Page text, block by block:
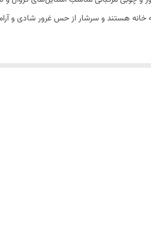
خانه هستند و سرشار از حس غرور شادی و
ماسکی خیلی خوب خود را نشان می‌دهند.
هنوز احساس می‌شود و علاوه بر آن